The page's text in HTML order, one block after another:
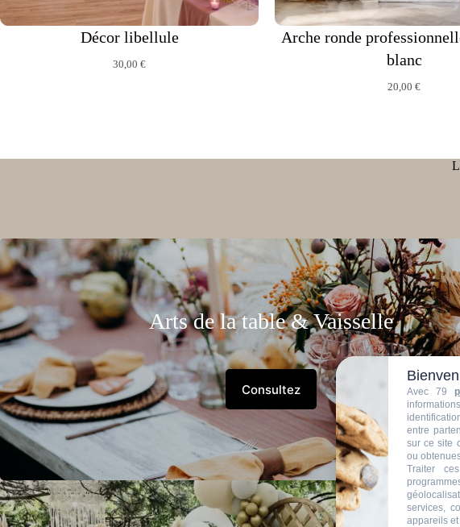
Décor libellule
30,00 €
Arche ronde
blanc
20,00 €
Arts de la table & Vaisselle
Consultez Avec 79
entre
sur ce site
ou
Traiter
services,
appareils